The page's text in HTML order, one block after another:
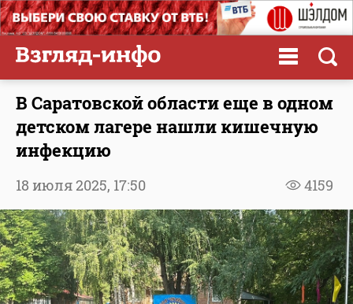
В Саратовской области еще в одном
детском лагере нашли кишечную
инфекцию
4159
18 июля 2025, 17:50